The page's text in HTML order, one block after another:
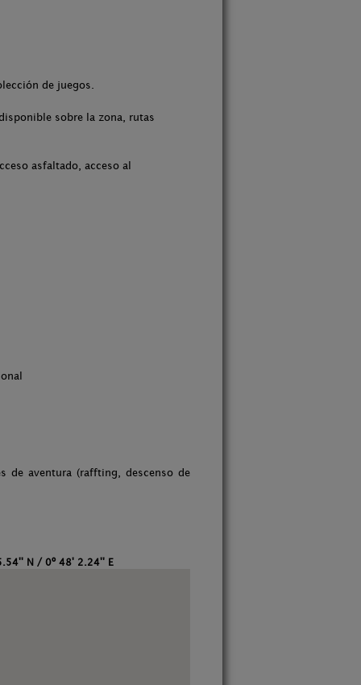
de juegos.
sobre la zona, rutas
asfaltado, acceso al
de aventura (raffting, descenso de
N / 0º 48' 2.24'' E